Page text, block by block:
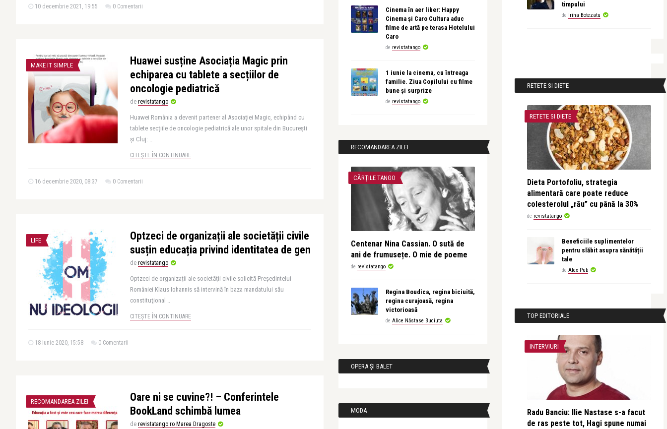
10 decembrie 2021, 19:55 0 Comentarii
MAKE IT SIMPLE
Huawei susține Asociația Magic prin
echiparea cu tablete a secțiilor de
oncologie pediatrică
de revistatango
Huawei România a devenit partener al Asociației Magic, echipând cu
tablete secțiile de oncologie pediatrică ale unor spitale din București
și Cluj: ..
CITEȘTE ÎN CONTINUARE
16 decembrie 2020, 08:37 0 Comentarii
LIFE
Optzeci de organizații ale societății civile
susțin educația privind identitatea de gen
de revistatango
Optzeci de organizații ale societății civile solicită Președintelui
României Klaus Iohannis să intervină în baza mandatului său
constituţional ..
CITEȘTE ÎN CONTINUARE
18 iunie 2020, 15:58 0 Comentarii
RECOMANDAREA ZILEI
Oare ni se cuvine?! – Conferintele
BookLand schimbă lumea
de revistatango.ro Marea Dragoste
Cinema în aer liber: Happy
Cinema și Caro Cultura aduc
filme de artă pe terasa Hotelului
Caro
de revistatango
1 iunie la cinema, cu întreaga
familie. Ziua Copilului cu filme
bune și surprize
de revistatango
RECOMANDAREA ZILEI
CĂRȚILE TANGO
Centenar Nina Cassian. O sută de
ani de frumusețe. O mie de poeme
de revistatango
Regina Boudica, regina biciuită,
regina curajoasă, regina
victorioasă
de Alice Năstase Buciuta
OPERA ȘI BALET
MODA
timpului
de Irina Botezatu
RETETE SI DIETE
RETETE SI DIETE
Dieta Portofoliu, strategia
alimentară care poate reduce
colesterolul „rău” cu până la 30%
de revistatango
Beneficiile suplimentelor
pentru slăbit asupra sănătății
tale
de Alex Pub
TOP EDITORIALE
INTERVIURI
Radu Banciu: Ilie Nastase s-a facut
de ras peste tot, Hagi spune numai